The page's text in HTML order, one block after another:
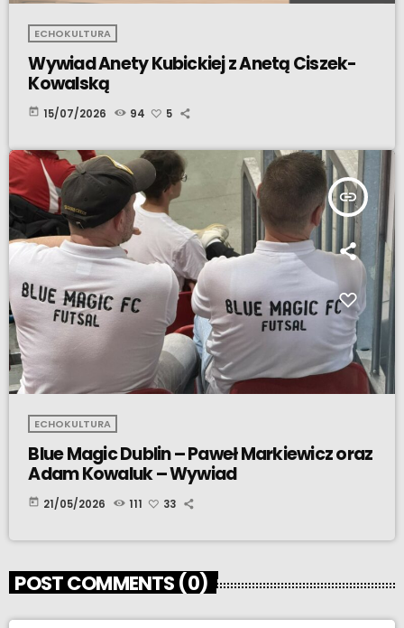
ECHOKULTURA
Wywiad Anety Kubickiej z Anetą Ciszek-
Kowalską
today 15/07/2026 94 5
insert_link
ECHOKULTURA
Blue Magic Dublin – Paweł Markiewicz oraz
Adam Kowaluk – Wywiad
today 21/05/2026 111 33
POST COMMENTS (0)